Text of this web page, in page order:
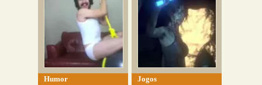
Humor
Jogos